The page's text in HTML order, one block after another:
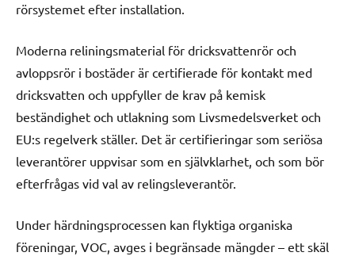
rörsystemet efter installation.
Moderna reliningsmaterial för dricksvattenrör och
avloppsrör i bostäder är certifierade för kontakt med
dricksvatten och uppfyller de krav på kemisk
beständighet och utlakning som Livsmedelsverket och
EU:s regelverk ställer. Det är certifieringar som seriösa
leverantörer uppvisar som en självklarhet, och som bör
efterfrågas vid val av relingsleverantör.
Under härdningsprocessen kan flyktiga organiska
föreningar, VOC, avges i begränsade mängder – ett skäl